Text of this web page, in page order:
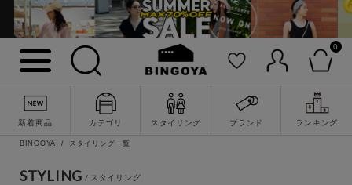
0
新着商品 カテゴリ スタイリング ブランド ランキング
詳細検索
BINGOYA スタイリング一覧
STYLING